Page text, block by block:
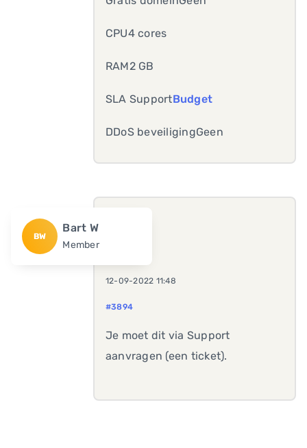
CPU4 cores
RAM2 GB
SLA SupportBudget
DDoS beveiligingGeen
BW
Bart W
Member
12-09-2022 11:48
#3894
Je moet dit via Support
aanvragen (een ticket).